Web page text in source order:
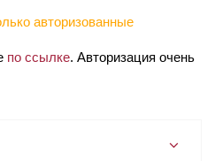
авторизованные
по ссылке. Авторизация очень